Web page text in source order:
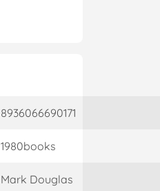
8936066690171
1980books
Mark Douglas